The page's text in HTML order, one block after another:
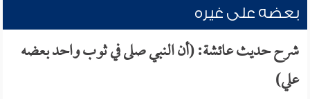
بعضه على غيره
شرح حديث عائشة: (أن النبي صلى في ثوب واحد بعضه
علي)